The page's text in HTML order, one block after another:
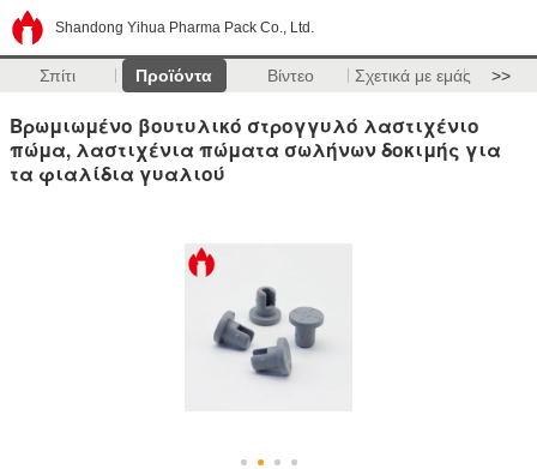
Shandong Yihua Pharma Pack Co., Ltd.
Σπίτι Προϊόντα Βίντεο Σχετικά με εμάς >>
Βρωμιωμένο βουτυλικό στρογγυλό λαστιχένιο
πώμα, λαστιχένια πώματα σωλήνων δοκιμής για
τα φιαλίδια γυαλιού